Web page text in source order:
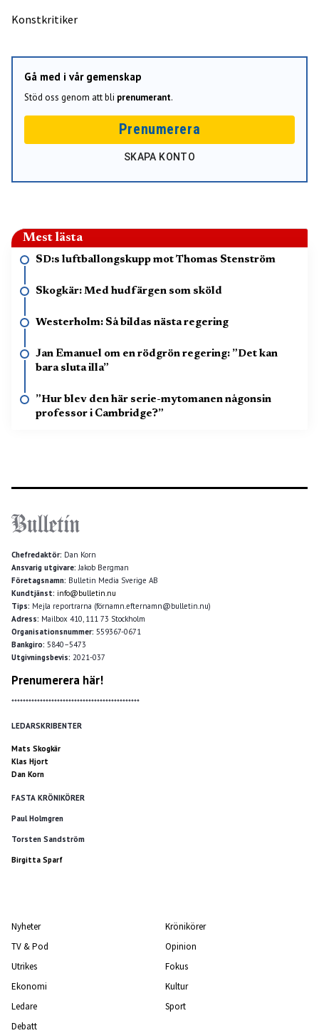
Konstkritiker
Gå med i vår gemenskap
Stöd oss genom att bli prenumerant.
Prenumerera
SKAPA KONTO
Mest lästa
SD:s luftballongskupp mot Thomas Stenström
Skogkär: Med hudfärgen som sköld
Westerholm: Så bildas nästa regering
Jan Emanuel om en rödgrön regering: ”Det kan
bara sluta illa”
”Hur blev den här serie-mytomanen någonsin
professor i Cambridge?”
Chefredaktör: Dan Korn
Ansvarig utgivare:Jakob Bergman
Företagsnamn: Bulletin Media Sverige AB
Kundtjänst: info@bulletin.nu
Tips: Mejla reportrarna (förnamn.efternamn@bulletin.nu)
Adress: Mailbox 410, 111 73 Stockholm
Organisationsnummer: 559367-0671
Bankgiro: 5840–5473
Utgivningsbevis: 2021-037
Prenumerera här!
*********************************************
LEDARSKRIBENTER
Mats Skogkär
Klas Hjort
Dan Korn
FASTA KRÖNIKÖRER
Paul Holmgren
Torsten Sandström
Birgitta Sparf
Nyheter
TV & Pod
Utrikes
Ekonomi
Ledare
Debatt
Krönikörer
Opinion
Fokus
Kultur
Sport